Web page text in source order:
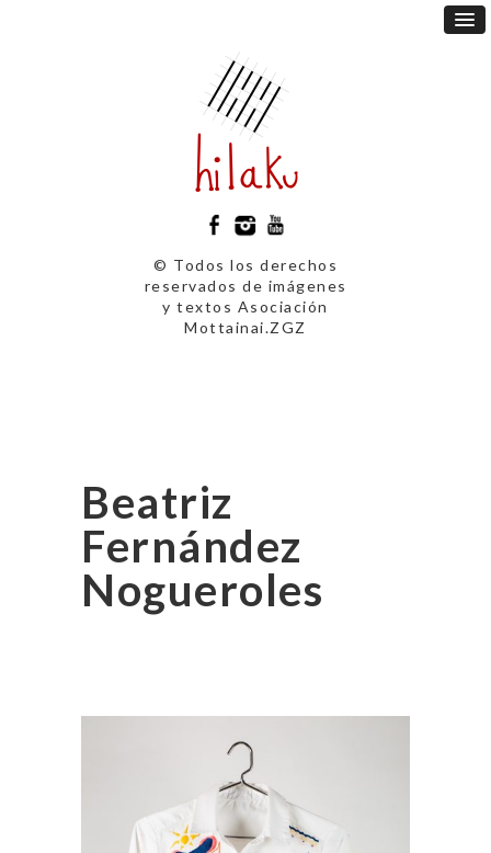
© Todos los derechos
reservados de imágenes
y textos Asociación
Mottainai.ZGZ
Beatriz
Fernández
Nogueroles